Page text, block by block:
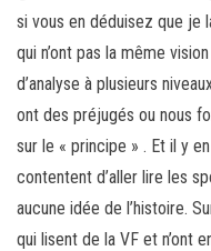
si vous en déduisez que je
qui n’ont pas la même
d’analyse à plusieurs
ont des préjugés ou nous
sur le « principe » . Et il y
contentent d’aller lire les
aucune idée de l’histoire.
qui lisent de la VF et n’ont